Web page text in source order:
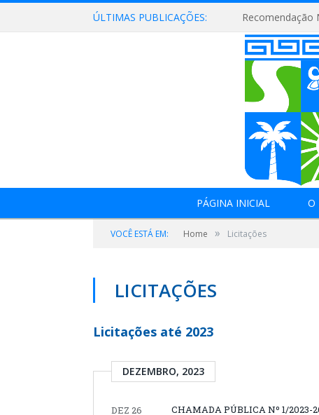
ÚLTIMAS PUBLICAÇÕES: Recomendação
PÁGINA INICIAL O
VOCÊ ESTÁ EM: Home » Licitações
LICITAÇÕES
Licitações até 2023
DEZEMBRO, 2023
DEZ 26
CHAMADA PÚBLICA Nº 1/2023-